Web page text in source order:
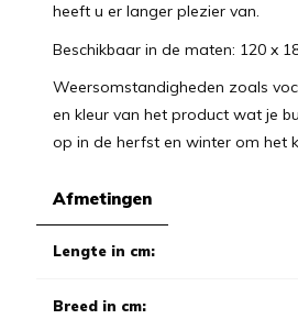
heeft u er langer plezier van.
Beschikbaar in de maten: 120 x
Weersomstandigheden zoals
en kleur van het product wat je
op in de herfst en winter om het
Afmetingen
Lengte in cm:
Breed in cm: